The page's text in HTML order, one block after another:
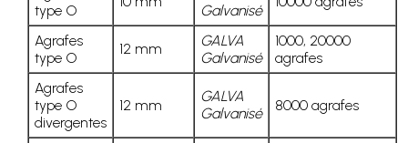
type O
Galvanisé
Agrafes
type O
12 mm
GALVA
Galvanisé
1000, 20000
agrafes
Agrafes
type O
divergentes
12 mm
GALVA
Galvanisé
8000 agrafes